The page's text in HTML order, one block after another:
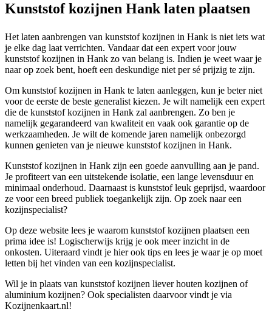
Kunststof kozijnen Hank laten plaatsen
Het laten aanbrengen van kunststof kozijnen in Hank is niet iets wat
je elke dag laat verrichten. Vandaar dat een expert voor jouw
kunststof kozijnen in Hank zo van belang is. Indien je weet waar je
naar op zoek bent, hoeft een deskundige niet per sé prijzig te zijn.
Om kunststof kozijnen in Hank te laten aanleggen, kun je beter niet
voor de eerste de beste generalist kiezen. Je wilt namelijk een expert
die de kunststof kozijnen in Hank zal aanbrengen. Zo ben je
namelijk gegarandeerd van kwaliteit en vaak ook garantie op de
werkzaamheden. Je wilt de komende jaren namelijk onbezorgd
kunnen genieten van je nieuwe kunststof kozijnen in Hank.
Kunststof kozijnen in Hank zijn een goede aanvulling aan je pand.
Je profiteert van een uitstekende isolatie, een lange levensduur en
minimaal onderhoud. Daarnaast is kunststof leuk geprijsd, waardoor
ze voor een breed publiek toegankelijk zijn. Op zoek naar een
kozijnspecialist?
Op deze website lees je waarom kunststof kozijnen plaatsen een
prima idee is! Logischerwijs krijg je ook meer inzicht in de
onkosten. Uiteraard vindt je hier ook tips en lees je waar je op moet
letten bij het vinden van een kozijnspecialist.
Wil je in plaats van kunststof kozijnen liever houten kozijnen of
aluminium kozijnen? Ook specialisten daarvoor vindt je via
Kozijnenkaart.nl!